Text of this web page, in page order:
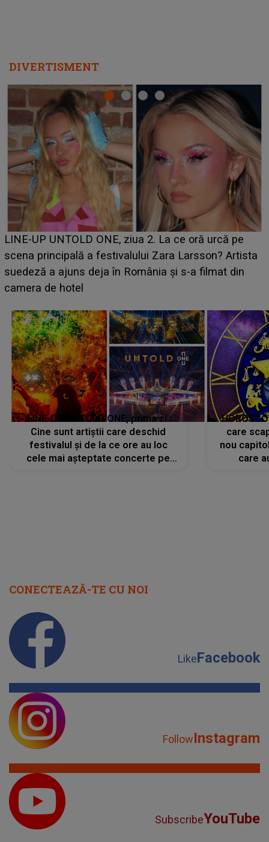
DIVERTISMENT
Ce a dezvăluit noua concurentă din "Casa Iubirii" l-a
luat prin surprindere pe Emanuel. CINE ESTE
BĂIATUL VIZAT de Alexandra?! Aflându-se în fața
faptului împlinit, A RECUNOSCUT IMEDIAT: "Am
LINE-UP UNTOLD ONE, prima zi.
Cine sunt artiștii care deschid
festivalul și de la ce ore au loc
cele mai așteptate concerte pe
care
nou
care
CONECTEAZĂ-TE CU NOI
LikeFacebook
FollowInstagram
SubscribeYouTube